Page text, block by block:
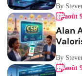
By
août
Alan
By
août